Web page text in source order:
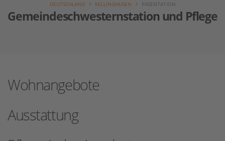
Gemeindeschwesternstation und
DEUTSCHLAND KELLINGHUSEN PÄSENTATION
Wohnangebote
Ausstattung